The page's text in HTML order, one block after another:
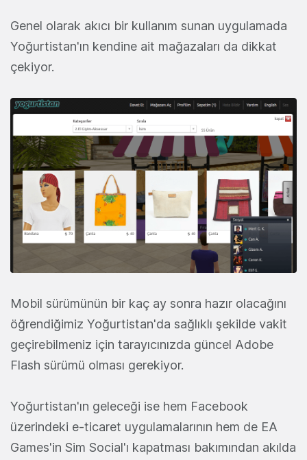
Genel olarak akıcı bir kullanım sunan uygulamada
Yoğurtistan'ın kendine ait mağazaları da dikkat
çekiyor.
Mobil sürümünün bir kaç ay sonra hazır olacağını
öğrendiğimiz Yoğurtistan'da sağlıklı şekilde vakit
geçirebilmeniz için tarayıcınızda güncel Adobe
Flash sürümü olması gerekiyor.
Yoğurtistan'ın geleceği ise hem Facebook
üzerindeki e-ticaret uygulamalarının hem de EA
Games'in Sim Social'ı kapatması bakımından akılda